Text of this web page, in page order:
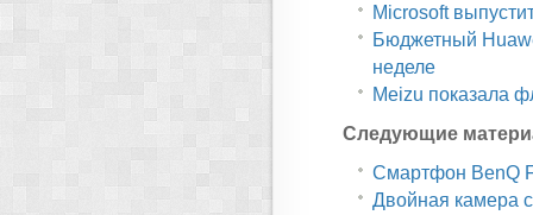
Microsoft
Бюджетный
неделе
Meizu показала
Следующие
Смартфон BenQ
Двойная камера